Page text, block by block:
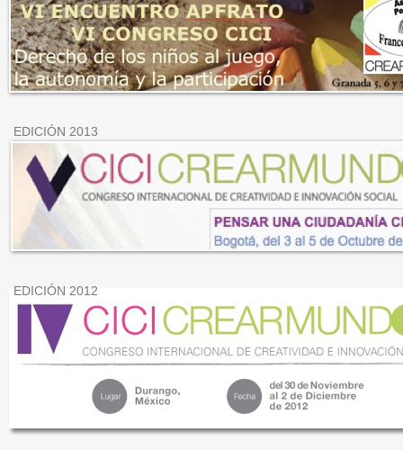
EDICIÓN 2012
EDICIÓN 2013